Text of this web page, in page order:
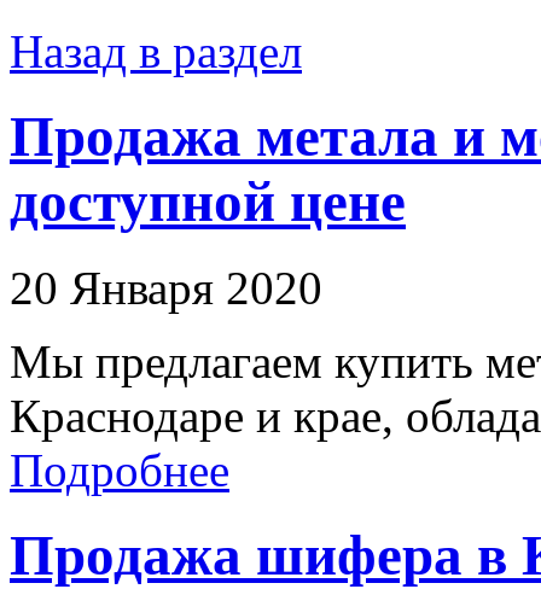
Назад в раздел
Продажа метала и
доступной цене
20 Января 2020
Мы предлагаем купить
Краснодаре и крае,
Подробнее
Продажа шифера в